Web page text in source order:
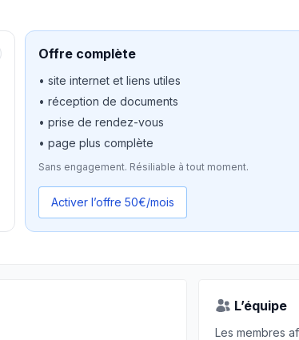
Offre complète
• site internet et liens utiles
• réception de documents
• prise de rendez-vous
• page plus complète
Sans engagement. Résiliable à tout moment.
Activer l’offre 50€/mois
L’équipe
Les membres